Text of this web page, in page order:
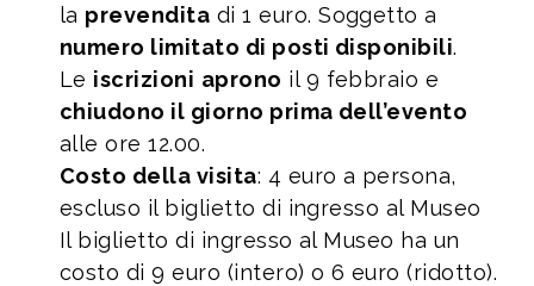
la prevendita di 1 euro. Soggetto a
numero limitato di posti disponibili.
Le iscrizioni aprono il 9 febbraio e
chiudono il giorno prima dell’evento
alle ore 12.00.
Costo della visita: 4 euro a persona,
escluso il biglietto di ingresso al Museo
Il biglietto di ingresso al Museo ha un
costo di 9 euro (intero) o 6 euro (ridotto).